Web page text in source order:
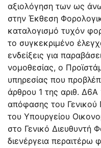
αξιολόγηση των ως
στην Έκθεση
καταλογισμό τυχόν
το συγκεκριμένο
ενδείξεις για
νομοθεσίας, ο
υπηρεσίας που
άρθρου 1 της αριθ.
απόφασης του
του Υπουργείου
στο Γενικό Διευθυντή
διενέργεια περαιτέρω